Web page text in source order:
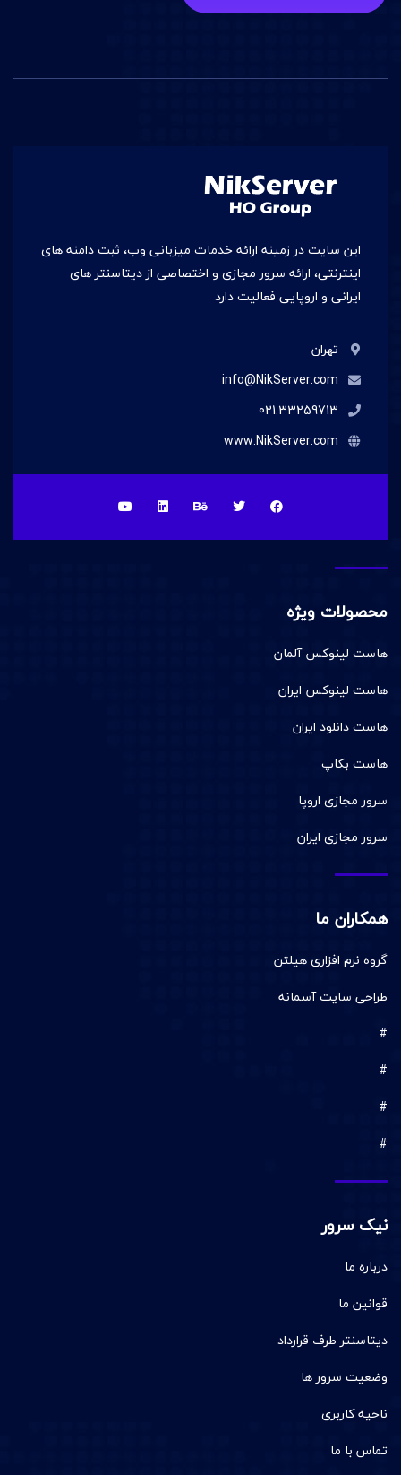
این سایت در زمينه ارائه خدمات میزبانی وب، ثبت دامنه های
اینترنتی، ارائه سرور مجازی و اختصاصی از دیتاسنتر های
ایرانی و اروپایی فعالیت دارد
تهران
info@NikServer.com
021.33259713
www.NikServer.com
محصولات ویژه
هاست لینوکس آلمان
هاست لینوکس ایران
هاست دانلود ایران
هاست بکاپ
سرور مجازی اروپا
سرور مجازی ایران
همکاران ما
گروه نرم افزاری هیلتن
طراحی سایت آسمانه
#
#
#
#
نیک سرور
درباره ما
قوانین ما
دیتاسنتر طرف قرارداد
وضعیت سرور ها
ناحیه کاربری
تماس با ما